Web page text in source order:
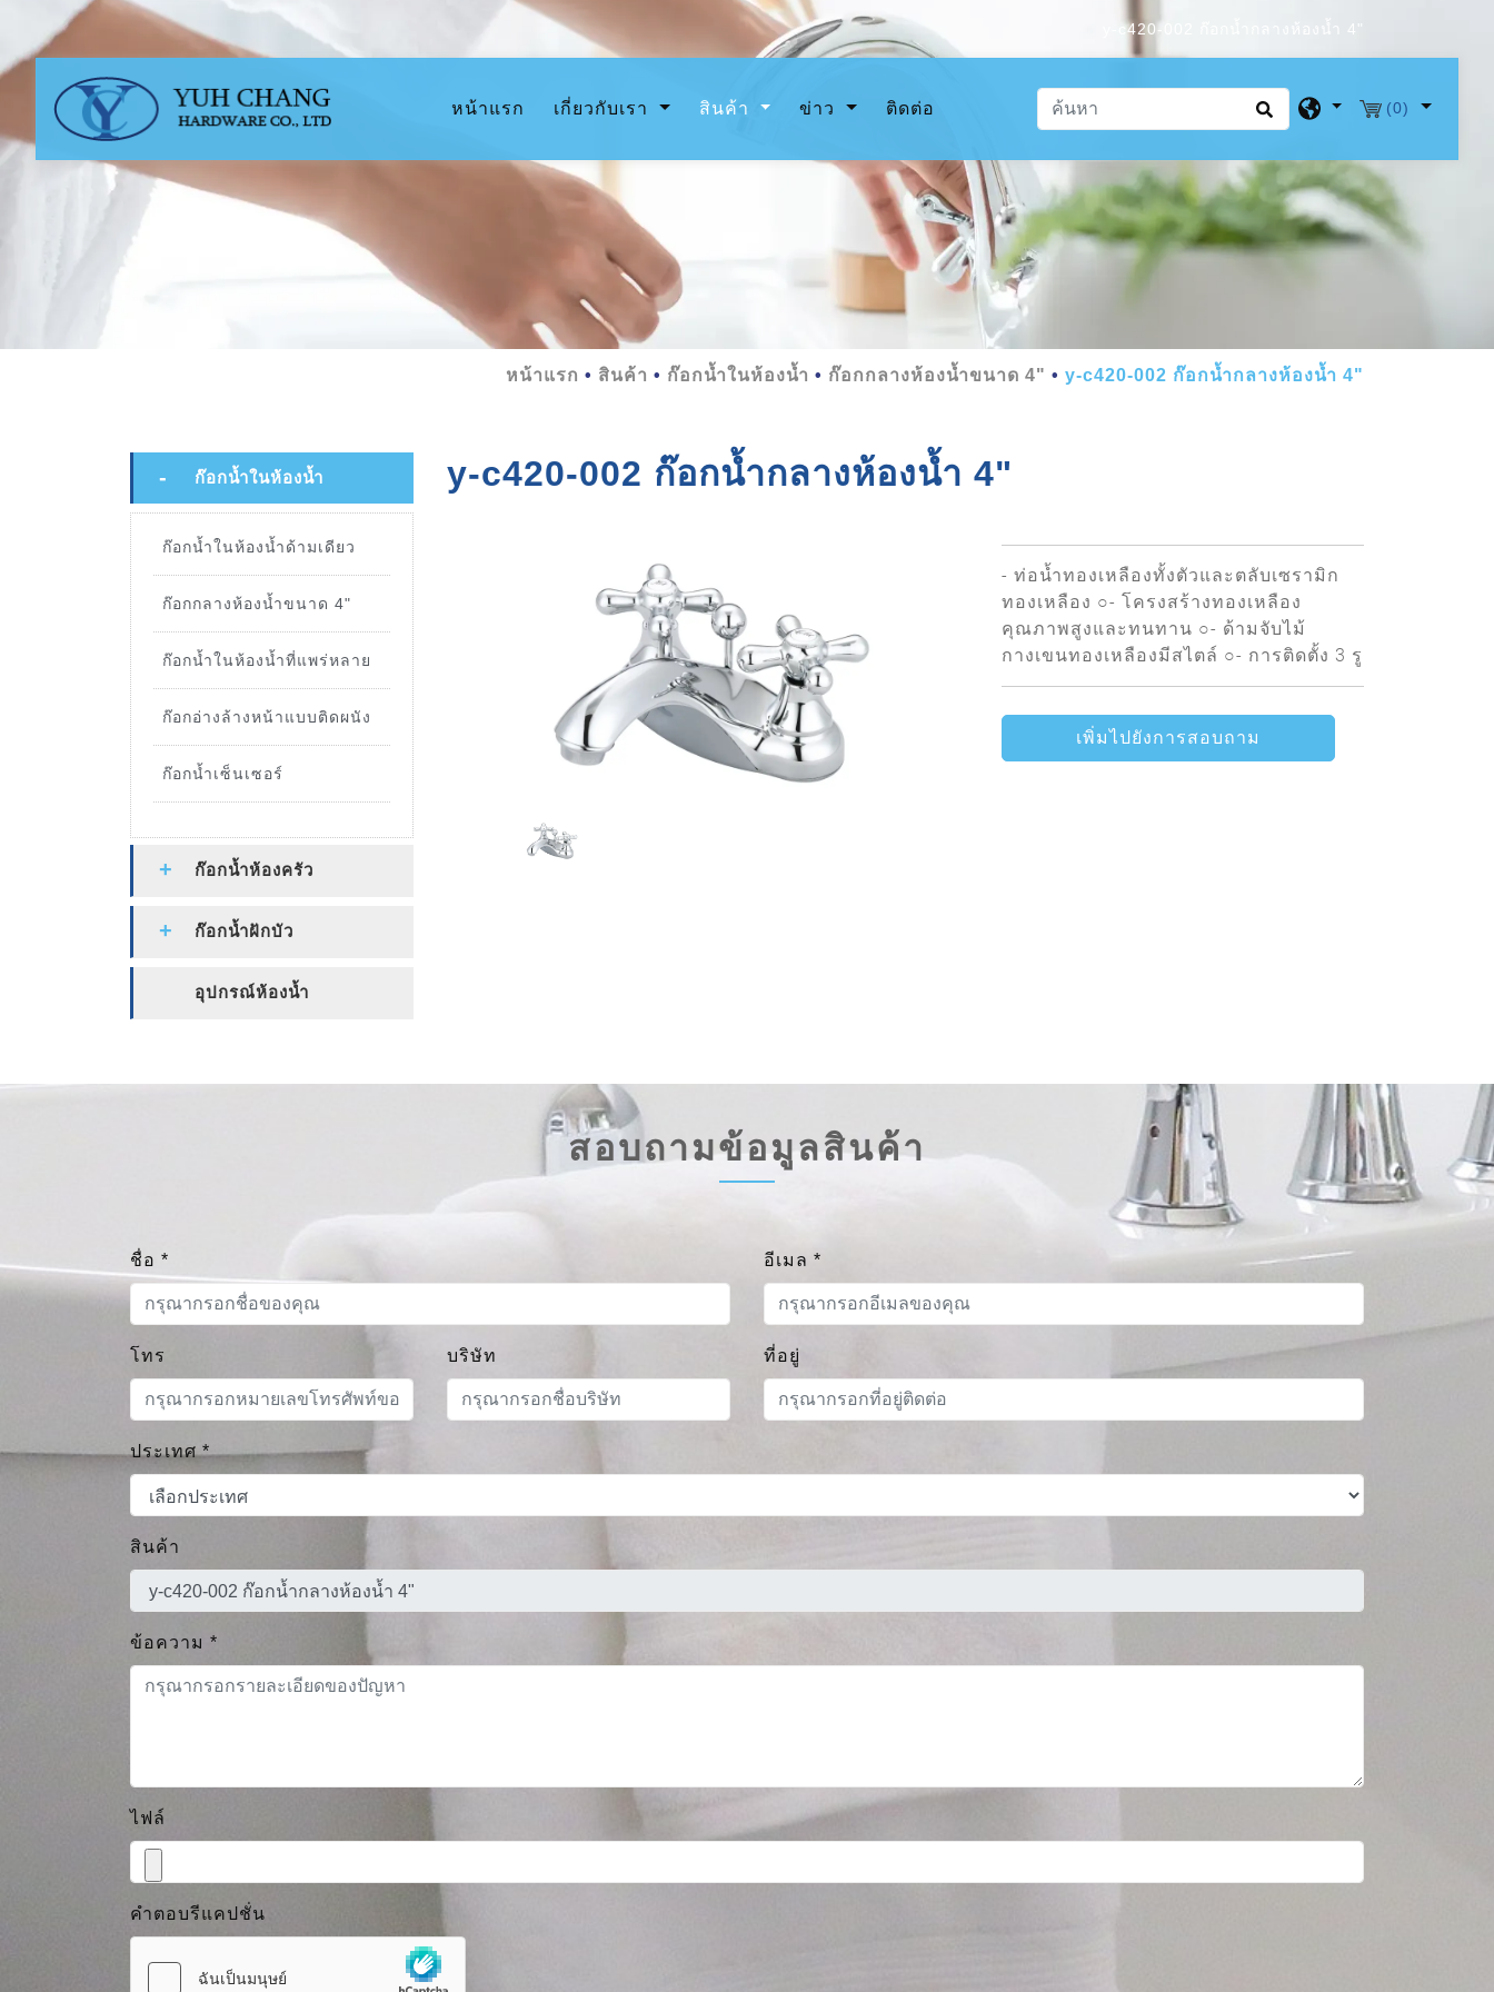
y-c420-002 ก๊อกน้ำกลางห้องน้ำ 4"
หน้าแรก (current)
เกี่ยวกับเรา สินค้า ข่าว ติดต่อ (0)
หน้าแรก สินค้า ก๊อกน้ำในห้องน้ำ ก๊อกกลางห้องน้ำขนาด 4" y-c420-002 ก๊อกน้ำกลางห้องน้ำ 4"
ก๊อกน้ำในห้องน้ำ
ก๊อกน้ำในห้องน้ำด้ามเดียว
ก๊อกกลางห้องน้ำขนาด 4"
ก๊อกน้ำในห้องน้ำที่แพร่หลาย
ก๊อกอ่างล้างหน้าแบบติดผนัง
ก๊อกน้ำเซ็นเซอร์
ก๊อกน้ำห้องครัว
ก๊อกน้ำฝักบัว
อุปกรณ์ห้องน้ำ
y-c420-002 ก๊อกน้ำกลางห้องน้ำ 4"
- ท่อน้ำทองเหลืองทั้งตัวและตลับเซรามิก
ทองเหลือง ○- โครงสร้างทองเหลือง
คุณภาพสูงและทนทาน ○- ด้ามจับไม้
กางเขนทองเหลืองมีสไตล์ ○- การติดตั้ง 3 รู
เพิ่มไปยังการสอบถาม
สอบถามข้อมูลสินค้า
ชื่อ * อีเมล *
โทร บริษัท ที่อยู่
ประเทศ*
สินค้า
ข้อความ *
ไฟล์
คำตอบรีแคปชั่น